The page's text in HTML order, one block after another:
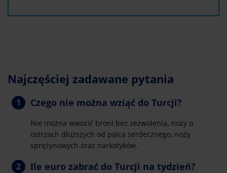
Najczęściej zadawane pytania
Czego nie można wziąć do Turcji?
Nie można wwozić broni bez zezwolenia, noży o
ostrzach dłuższych od palca serdecznego, noży
sprężynowych oraz narkotyków.
Ile euro zabrać do Turcji na tydzień?